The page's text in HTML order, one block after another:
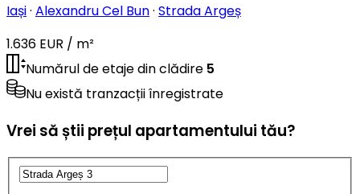
Iași· Alexandru Cel Bun· Strada Argeș
1.636 EUR / m²
Numărul de etaje din clădire 5
Nu există tranzacții înregistrate
Vrei să știi prețul apartamentului tău?